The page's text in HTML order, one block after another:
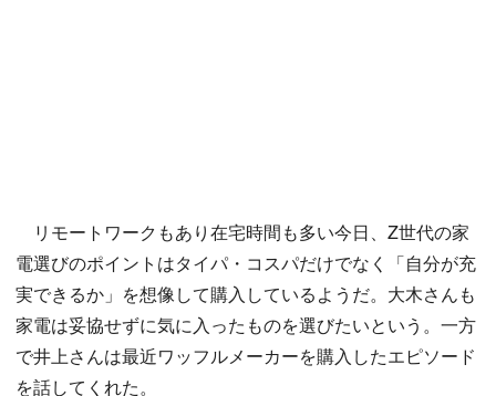
リモートワークもあり在宅時間も多い今日、Z世代の家
電選びのポイントはタイパ・コスパだけでなく「自分が充
実できるか」を想像して購入しているようだ。大木さんも
家電は妥協せずに気に入ったものを選びたいという。一方
で井上さんは最近ワッフルメーカーを購入したエピソード
を話してくれた。